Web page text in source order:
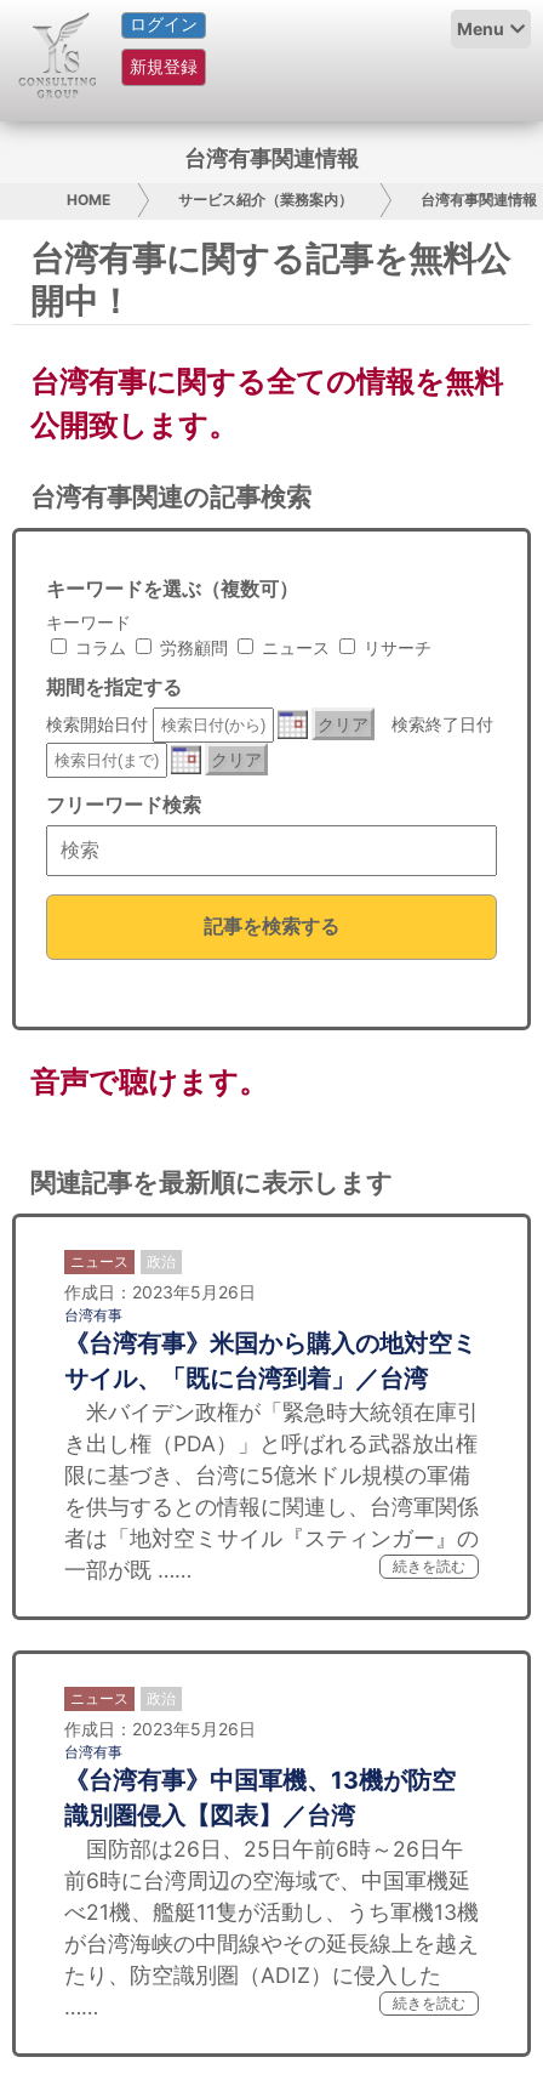
ログイン
新規登録
Menu
HOME
サービス紹介
グループ概要
採用情報
お問い合わせ
日本人にPR
コンサルティング
リサーチ
ＩＴ
飲食店情報
台湾有事関連情報
HOME サービス紹介（業務案内） 台湾有事関連情報
台湾有事に関する記事を無料公
開中！
台湾有事に関する全ての情報を無料
公開致します。
台湾有事関連の記事検索
キーワードを選ぶ（複数可）
キーワード
コラム
労務顧問 ニュース リサーチ
期間を指定する
検索開始日付 クリア
検索終了日付
クリア
フリーワード検索
記事を検索する
音声で聴けます。
関連記事を最新順に表示します
ニュース 政治
作成日：2023年5月26日
台湾有事
《台湾有事》米国から購入の地対空ミ
サイル、「既に台湾到着」／台湾
米バイデン政権が「緊急時大統領在庫引
き出し権（PDA）」と呼ばれる武器放出権
限に基づき、台湾に5億米ドル規模の軍備
を供与するとの情報に関連し、台湾軍関係
者は「地対空ミサイル『スティンガー』の
一部が既 ……
続きを読む
ニュース 政治
作成日：2023年5月26日
台湾有事
《台湾有事》中国軍機、13機が防空
識別圏侵入【図表】／台湾
国防部は26日、25日午前6時～26日午
前6時に台湾周辺の空海域で、中国軍機延
べ21機、艦艇11隻が活動し、うち軍機13機
が台湾海峡の中間線やその延長線上を越え
たり、防空識別圏（ADIZ）に侵入した
……
続きを読む